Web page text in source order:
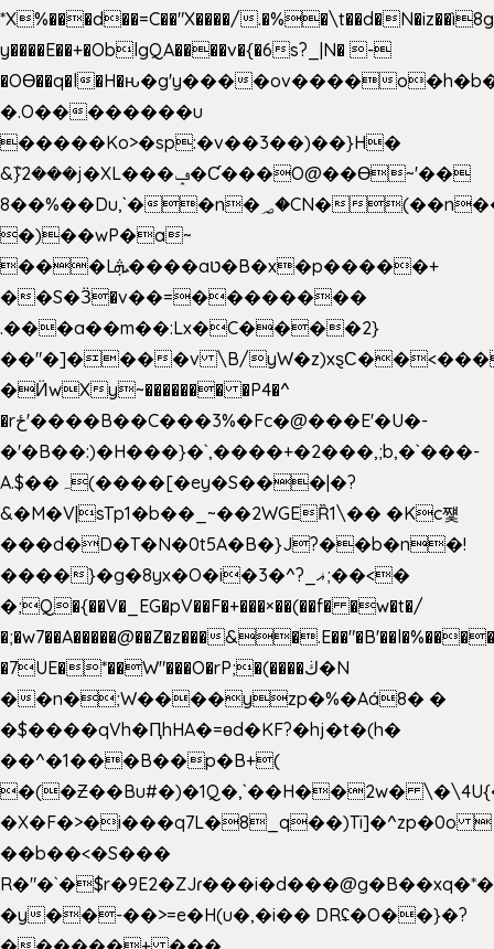
*X%���d��=C��"X����/
y����E��+�OblgQA����v�{�6s?_|N� -
�OƟ��q�l�H�ԋ�g'y����ov����
�.O��������u
�����Ko>�sp:�v��3��)��}H�
&݉}2���j�XL���ݡ�Ƈ���O@��Ɵ~'��
8��%��Du,`��n�؃�CN�(��n��ւ���B�9��
�)��wP�a~
���Lܞ����aט�B�x�p�����+
��S�Ӟ�v��=��������
.���a��m��:Lx�C����2}
��"�]����v \B/
�ӤwXy~������� �P4�^
�rځ'����B��C���3%�Fc�@���E'�U�-
�'�B��:)�H���}�`,����+�2���,;b,�`���-
A.$��ہ(����[�ey�S���|�?
&�M�V|sTp1�b��_~��2WGEȐ1\�� �Kc쩇
���d�D�T�N�0t5A�B�}J?��b�n�!
����}�g�8yx�O�i�3�^?_ޣ;��<�
�;Q�{��V�_EG�pV��F�+���×��(��f� �w�t�/
�;�w7��A�����@��Z�z���
�7UE�*��W"���O�rP;�(����ڬ�N
��n�;W����yzp�%�Aá8� �
�$����qVh�ԤhHA�=ɵd�KF?�hj�t�(h�
��^�1���B��p�B+(
�(�Ƶ��Bu#�)�1Q�,`��H��2w�
�X�F�>�i���q7L�8_q��)Ti]�^zp�0o 
��b��<�S���
�y��-��>=e�H(u�,�i�� DRʢ�O��}�?